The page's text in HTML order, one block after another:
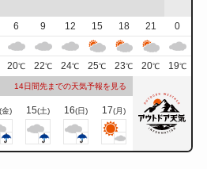
6 9 12 15 18 21
0
20℃ 22℃ 24℃ 25℃ 23℃ 20℃ 19℃
14日間先までの天気予報を見る
金) 15(土) 16(日) 17(月)